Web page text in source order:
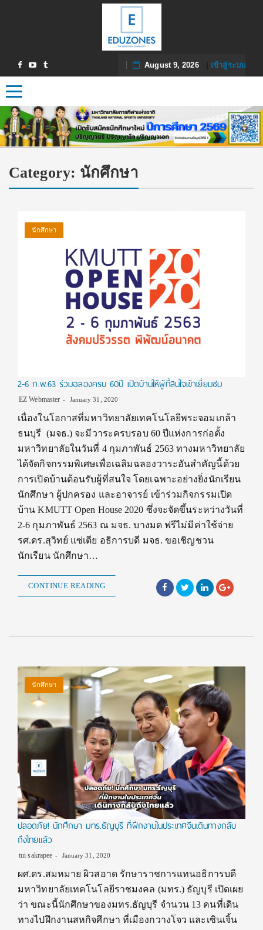
August 9, 2026| เข้าสู่ระบบ
Toggle navigation
Category: นักศึกษา
นักศึกษา
2-6 ก.พ.63 ร่วมฉลองครบ 60ปี เปิดบ้านให้ผู้ที่สนใจเข้าเยี่ยมชม
EZ Webmaster January 31, 2020
เนื่องในโอกาสที่มหาวิทยาลัยเทคโนโลยีพระจอมเกล้า
ธนบุรี (มจธ.) จะมีวาระครบรอบ 60 ปีแห่งการก่อตั้ง
มหาวิทยาลัยในวันที่ 4 กุมภาพันธ์ 2563 ทางมหาวิทยาลัย
ได้จัดกิจกรรมพิเศษเพื่อเฉลิมฉลองวาระอันสำคัญนี้ด้วย
การเปิดบ้านต้อนรับผู้ที่สนใจ โดยเฉพาะอย่างยิ่งนักเรียน
นักศึกษา ผู้ปกครอง และอาจารย์ เข้าร่วมกิจกรรมเปิด
บ้าน KMUTT Open House 2020 ซึ่งจะจัดขึ้นระหว่างวันที่
2-6 กุมภาพันธ์ 2563 ณ มจธ. บางมด ฟรีไม่มีค่าใช้จ่าย
รศ.ดร.สุวิทย์ แซ่เตีย อธิการบดี มจธ. ขอเชิญชวน
นักเรียน นักศึกษา…
CONTINUE READING
นักศึกษา
ปลอดภัย! นักศึกษา มทร.ธัญบุรี ที่ฝึกงานในประเทศจีนเดินทางกลับ
ถึงไทยแล้ว
tui sakrapee January 31, 2020
ผศ.ดร.สมหมาย ผิวสอาด รักษาราชการแทนอธิการบดี
มหาวิทยาลัยเทคโนโลยีราชมงคล (มทร.) ธัญบุรี เปิดเผย
ว่า ขณะนี้นักศึกษาของมทร.ธัญบุรี จำนวน 13 คนที่เดิน
ทางไปฝึกงานสหกิจศึกษา ที่เมืองกวางโจว และเซินเจิ้น